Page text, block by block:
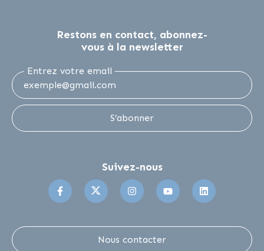
Restons en contact, abonnez-
vous à la newsletter
Entrez votre email
S’abonner
Suivez-nous
Suivez-nous sur Facebook
Suivez-nous sur Twitter
Suivez-nous surSuivez-nous sur
Nous contacter